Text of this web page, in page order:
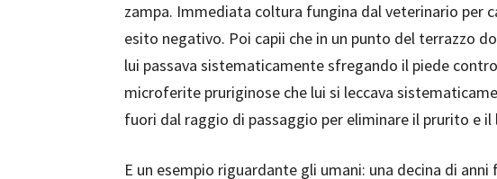
zampa. Immediata coltura fungina dal veterinario per
esito negativo. Poi capii che in un punto del terrazzo
lui passava sistematicamente sfregando il piede
microferite pruriginose che lui si leccava
fuori dal raggio di passaggio per eliminare il prurito e il
E un esempio riguardante gli umani: una decina di